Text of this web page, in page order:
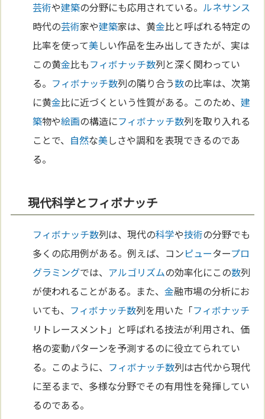
芸術や建築の分野にも応用されている。 ルネサンス
時代の芸術家や建築家は、黄金比と呼ばれる特定の
比率を使って美しい作品を生み出してきたが、実は
この黄金比もフィボナッチ数列と深く関わってい
る。 フィボナッチ数列の隣り合う数の比率は、次第
に黄金比に近づくという性質がある。このため、建
築物や絵画の構造にフィボナッチ数列を取り入れる
ことで、 自然な美しさや調和を表現できるのであ
る。
現代科学とフィボナッチ
フィボナッチ数列は、現代の科学や技術の分野でも
多くの応用例がある。例えば、コンピュータープロ
グラミングでは、 アルゴリズムの効率化にこの数列
が使われることがある。また、金融市場の分析にお
いても、 フィボナッチ数列を用いた「フィボナッチ
リトレースメント」と呼ばれる技法が利用され、価
格の変動パターンを予測するのに役立てられてい
る。このように、 フィボナッチ数列は古代から現代
に至るまで、多様な分野でその有用性を発揮してい
るのである。